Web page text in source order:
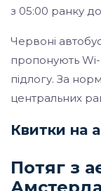
з 05:00 ранку до
Червоні
пропонують
підлогу. За
центральних
Квитки на
Потяг з